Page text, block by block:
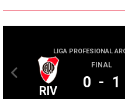
LIGA PROFESIONAL
RIV
FINAL
0 - 1